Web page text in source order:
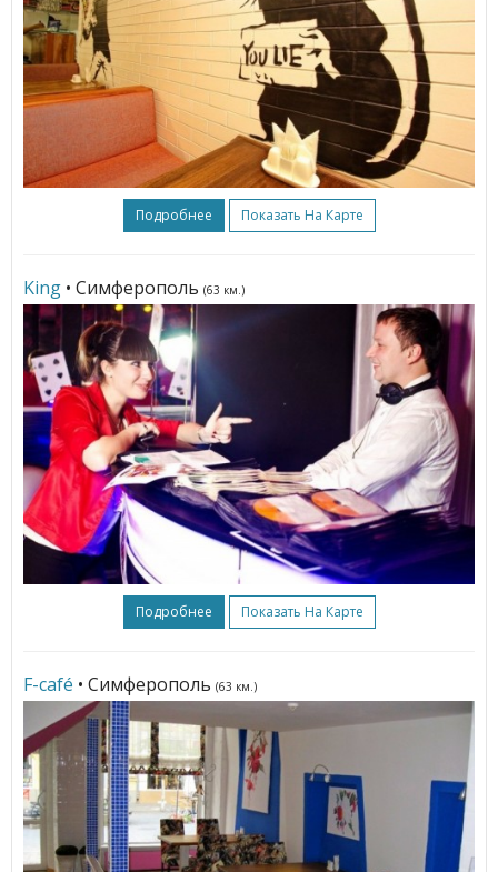
Подробнее Показать На Карте
King • Симферополь (63 км.)
Подробнее Показать На Карте
F-café • Симферополь (63 км.)